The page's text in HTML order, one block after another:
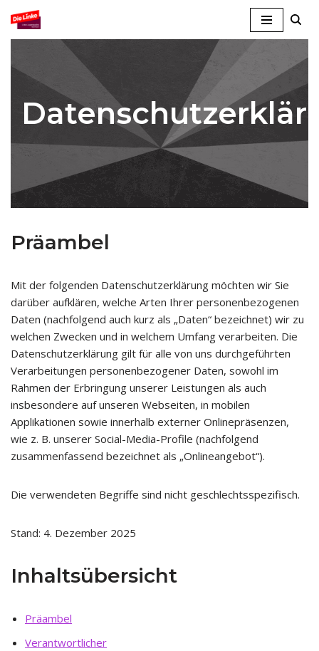
Zum
springen
Präambel
Mit der folgenden Datenschutzerklärung möchten wir Sie
darüber aufklären, welche Arten Ihrer personenbezogenen
Daten (nachfolgend auch kurz als „Daten“ bezeichnet) wir zu
welchen Zwecken und in welchem Umfang verarbeiten. Die
Datenschutzerklärung gilt für alle von uns durchgeführten
Verarbeitungen personenbezogener Daten, sowohl im
Rahmen der Erbringung unserer Leistungen als auch
insbesondere auf unseren Webseiten, in mobilen
Applikationen sowie innerhalb externer Onlinepräsenzen,
wie z. B. unserer Social-Media-Profile (nachfolgend
zusammenfassend bezeichnet als „Onlineangebot“).
Die verwendeten Begriffe sind nicht geschlechtsspezifisch.
Stand: 4. Dezember 2025
Inhaltsübersicht
Präambel
Verantwortlicher